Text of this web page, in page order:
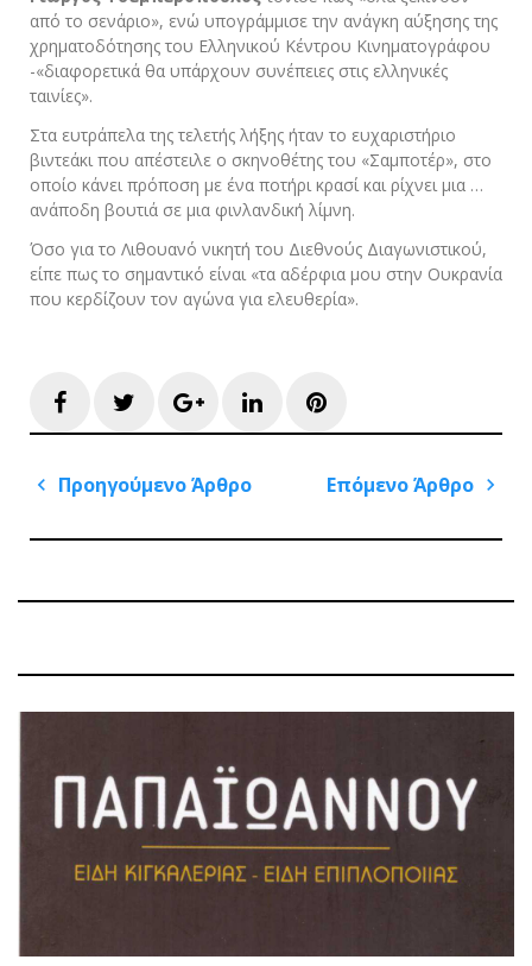
από το σενάριο», ενώ υπογράμμισε την ανάγκη αύξησης της
χρηματοδότησης του Ελληνικού Κέντρου Κινηματογράφου
-«διαφορετικά θα υπάρχουν συνέπειες στις ελληνικές
ταινίες».
Στα ευτράπελα της τελετής λήξης ήταν το ευχαριστήριο
βιντεάκι που απέστειλε ο σκηνοθέτης του «Σαμποτέρ», στο
οποίο κάνει πρόποση με ένα ποτήρι κρασί και ρίχνει μια …
ανάποδη βουτιά σε μια φινλανδική λίμνη.
Όσο για το Λιθουανό νικητή του Διεθνούς Διαγωνιστικού,
είπε πως το σημαντικό είναι «τα αδέρφια μου στην Ουκρανία
που κερδίζουν τον αγώνα για ελευθερία».
FacebookTwitterGoogle+LinkedInPinterest
Πλοήγηση
Προηγούμενο Άρθρο
Επόμενο Άρθρο